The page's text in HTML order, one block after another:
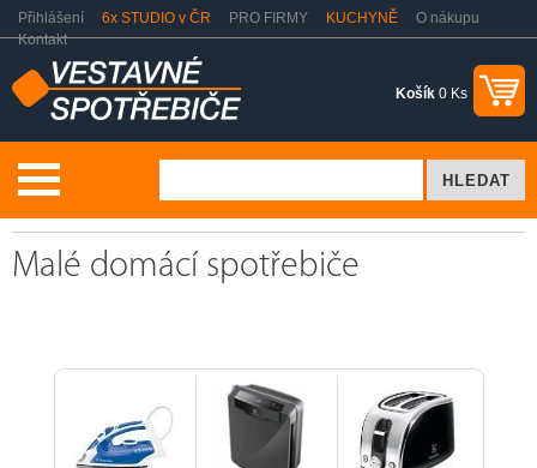
Přihlášení 6x STUDIO v ČR PRO FIRMY KUCHYNĚ
O nákupu
Kontakt
Košík 0 Ks
Malé domácí spotřebiče